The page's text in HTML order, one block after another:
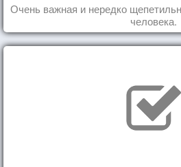
Очень важная и нередко
человека.